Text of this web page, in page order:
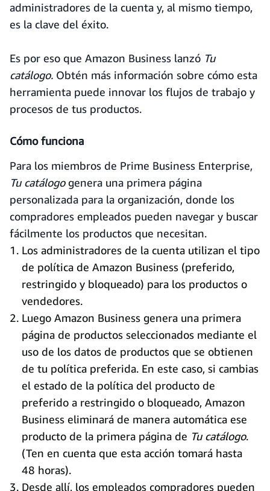
administradores de la cuenta y, al mismo tiempo,
es la clave del éxito.
Es por eso que Amazon Business lanzó Tu
catálogo. Obtén más información sobre cómo esta
herramienta puede innovar los flujos de trabajo y
procesos de tus productos.
Cómo funciona
Para los miembros de Prime Business Enterprise,
Tu catálogogenera una primera página
personalizada para la organización, donde los
compradores empleados pueden navegar y buscar
fácilmente los productos que necesitan.
Los administradores de la cuenta utilizan el tipo
de política de Amazon Business (preferido,
restringido y bloqueado) para los productos o
vendedores.
Luego Amazon Business genera una primera
página de productos seleccionados mediante el
uso de los datos de productos que se obtienen
de tu política preferida. En este caso, si cambias
el estado de la política del producto de
preferido a restringido o bloqueado, Amazon
Business eliminará de manera automática ese
producto de la primera página de Tu catálogo.
(Ten en cuenta que esta acción tomará hasta
48 horas).
Desde allí, los empleados compradores pueden